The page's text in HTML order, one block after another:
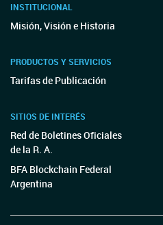
INSTITUCIONAL
Misión, Visión e Historia
PRODUCTOS Y SERVICIOS
Tarifas de Publicación
SITIOS DE INTERÉS
Red de Boletines Oficiales
de la R. A.
BFA Blockchain Federal
Argentina